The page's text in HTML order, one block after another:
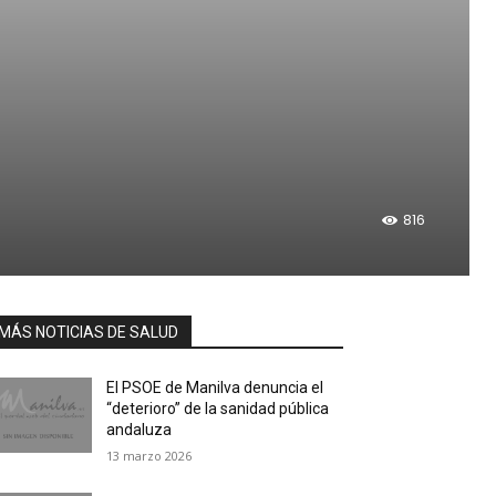
816
NOTICIAS DE SALUD
El PSOE de Manilva denuncia el
“deterioro” de la sanidad pública
andaluza
13 marzo 2026